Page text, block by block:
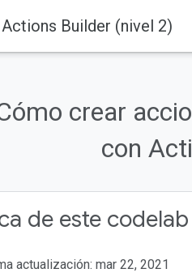
Builder (nivel 2)
crear
con
de este codelab
actualización: mar 22, 2021